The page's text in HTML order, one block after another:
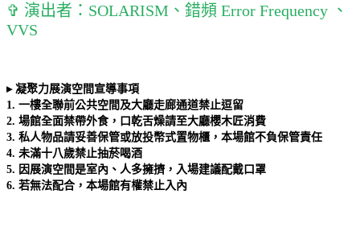
✞ 演出者：SOLARISM、錯頻 Error Frequency 、
VVS
▸ 凝聚力展演空間宣導事項
1. 一樓全聯前公共空間及大廳走廊通道禁止逗留
2. 場館全面禁帶外食，口乾舌燥請至大廳櫻木匠消費
3. 私人物品請妥善保管或放投幣式置物櫃，本場館不負保管責任
4. 未滿十八歲禁止抽菸喝酒
5. 因展演空間是室內、人多擁擠，入場建議配戴口罩
6. 若無法配合，本場館有權禁止入內